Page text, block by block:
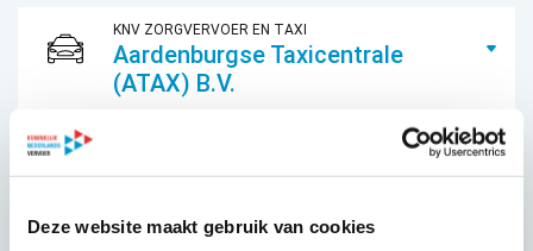
Deze website maakt gebruik van cookies
KNV ZORGVERVOER EN TAXI
Aardenburgse Taxicentrale
(ATAX) B.V.
Airtaxi Brabant